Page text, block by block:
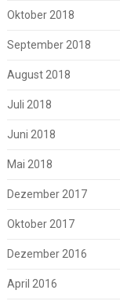
Oktober 2018
September 2018
August 2018
Juli 2018
Juni 2018
Mai 2018
Dezember 2017
Oktober 2017
Dezember 2016
April 2016